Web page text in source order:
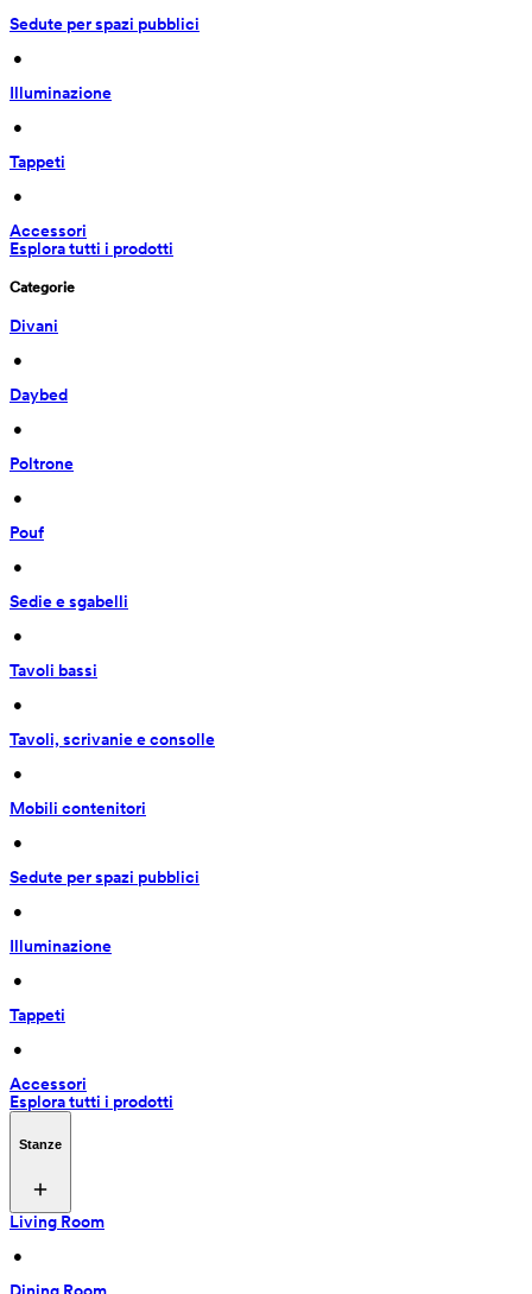
Sedute per spazi pubblici
•
Illuminazione
•
Tappeti
•
Accessori
Esplora tutti i prodotti
Categorie
Divani
•
Daybed
•
Poltrone
•
Pouf
•
Sedie e sgabelli
•
Tavoli bassi
•
Tavoli, scrivanie e consolle
•
Mobili contenitori
•
Sedute per spazi pubblici
•
Illuminazione
•
Tappeti
•
Accessori
Esplora tutti i prodotti
Stanze
Living Room
•